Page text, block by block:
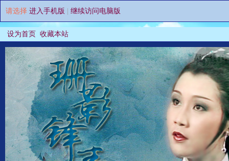
请选择 进入手机版 继续访问电脑版
设为首页 收藏本站